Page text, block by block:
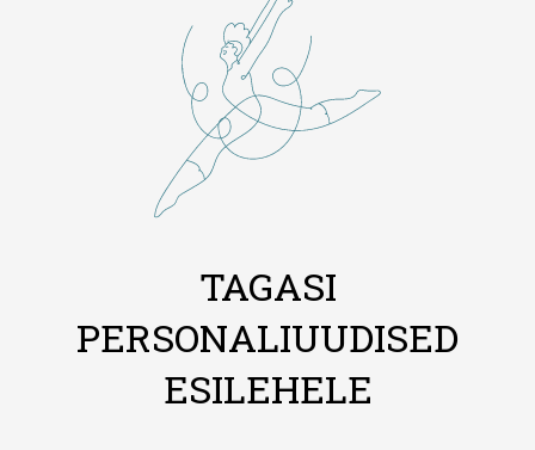
TAGASI
PERSONALIUUDISED
ESILEHELE